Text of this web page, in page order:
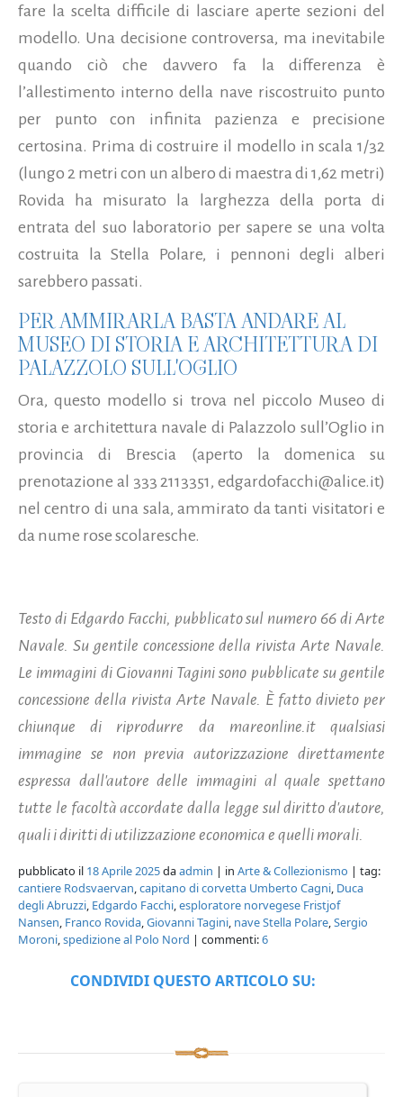
fare la scelta difficile di lasciare aperte sezioni del
modello. Una decisione controversa, ma inevitabile
quando ciò che davvero fa la differenza è
l’allestimento interno della nave riscostruito punto
per punto con infinita pazienza e precisione
certosina. Prima di costruire il modello in scala 1/32
(lungo 2 metri con un albero di maestra di 1,62 metri)
Rovida ha misurato la larghezza della porta di
entrata del suo laboratorio per sapere se una volta
costruita la Stella Polare, i pennoni degli alberi
sarebbero passati.
PER AMMIRARLA BASTA ANDARE AL
MUSEO DI STORIA E ARCHITETTURA DI
PALAZZOLO SULL'OGLIO
Ora, questo modello si trova nel piccolo Museo di
storia e architettura navale di Palazzolo sull’Oglio in
provincia di Brescia (aperto la domenica su
prenotazione al 333 2113351, edgardofacchi@alice.it)
nel centro di una sala, ammirato da tanti visitatori e
da nume rose scolaresche.
Testo di Edgardo Facchi, pubblicato sul numero 66 di Arte
Navale. Su gentile concessione della rivista Arte Navale.
Le immagini di Giovanni Tagini sono pubblicate su gentile
concessione della rivista Arte Navale. È fatto divieto per
chiunque di riprodurre da mareonline.it qualsiasi
immagine se non previa autorizzazione direttamente
espressa dall'autore delle immagini al quale spettano
tutte le facoltà accordate dalla legge sul diritto d'autore,
quali i diritti di utilizzazione economica e quelli morali.
pubblicato il 18 Aprile 2025daadmin | in Arte & Collezionismo | tag:
cantiere Rodsvaervan,capitano di corvetta Umberto Cagni, Duca
degli Abruzzi, Edgardo Facchi,esploratore norvegese Fristjof
Nansen, Franco Rovida,Giovanni Tagini, nave Stella Polare,Sergio
Moroni,spedizione al Polo Nord | commenti:6
CONDIVIDI QUESTO ARTICOLO SU: